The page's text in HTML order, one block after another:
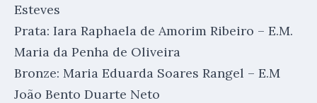
Esteves
Prata: Iara Raphaela de Amorim Ribeiro – E.M.
Maria da Penha de Oliveira
Bronze: Maria Eduarda Soares Rangel – E.M
João Bento Duarte Neto